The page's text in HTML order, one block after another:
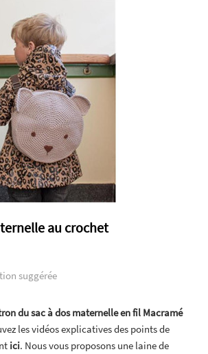
au crochet
suggérée
du sac à dos maternelle en fil Macramé
les vidéos explicatives des points de
ici. Nous vous proposons une laine de